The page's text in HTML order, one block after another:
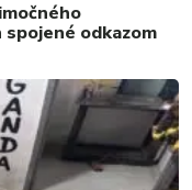
odkazom